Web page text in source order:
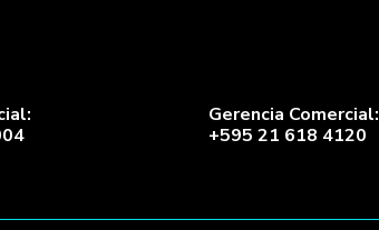
Gerencia Comercial:
+595 21 618 4120